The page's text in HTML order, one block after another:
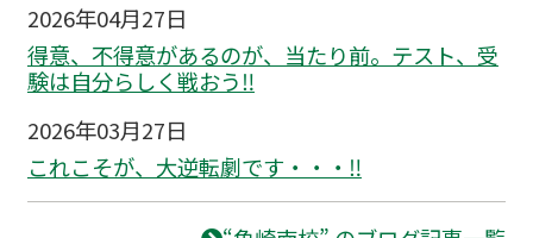
2026年04月27日
得意、不得意があるのが、当たり前。テスト、受
験は自分らしく戦おう‼
2026年03月27日
これこそが、大逆転劇です・・・‼